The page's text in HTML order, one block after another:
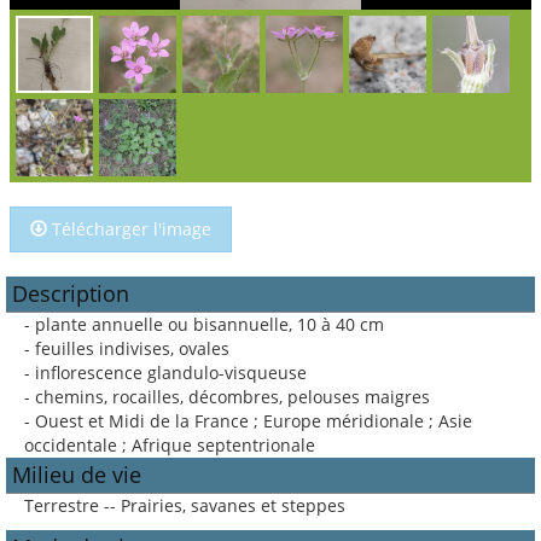
Télécharger l'image
Description
- plante annuelle ou bisannuelle, 10 à 40 cm
- feuilles indivises, ovales
- inflorescence glandulo-visqueuse
- chemins, rocailles, décombres, pelouses maigres
- Ouest et Midi de la France ; Europe méridionale ; Asie
occidentale ; Afrique septentrionale
Milieu de vie
Terrestre -- Prairies, savanes et steppes